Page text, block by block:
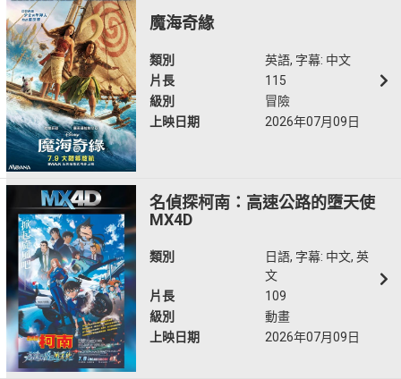
魔海奇緣
類別
英語, 字幕: 中文
片長
115
級別
冒險
上映日期
2026年07月09日
名偵探柯南：高速公路的墮天使
MX4D
類別
日語, 字幕: 中文, 英
文
片長
109
級別
動畫
上映日期
2026年07月09日